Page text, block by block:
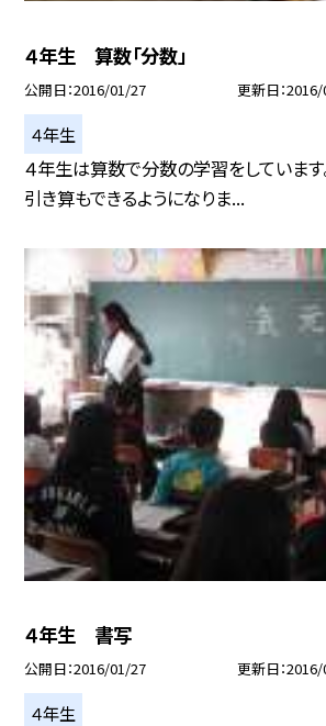
４年生 算数「分数」
公開日 2016/01/27 更新日
４年生
４年生は算数で分数の学習をしています
引き算もできるようになりま...
４年生 書写
公開日 2016/01/27 更新日
４年生